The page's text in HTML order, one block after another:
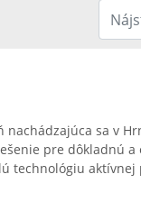
nachádzajúca sa v
pre dôkladnú
technológiu